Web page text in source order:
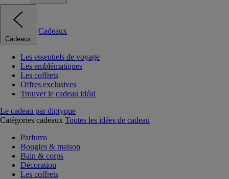
Cadeaux
Cadeaux
Les essentiels de voyage
Les emblématiques
Les coffrets
Offres exclusives
Trouver le cadeau idéal
Le cadeau par diptyque
Catégories cadeaux Toutes les idées de cadeau
Parfums
Bougies & maison
Bain & corps
Décoration
Les coffrets